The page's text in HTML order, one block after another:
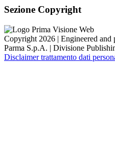
Sezione Copyright
Copyright 2026 | Engineered
Parma S.p.A. | Divisione
Disclaimer trattamento dati